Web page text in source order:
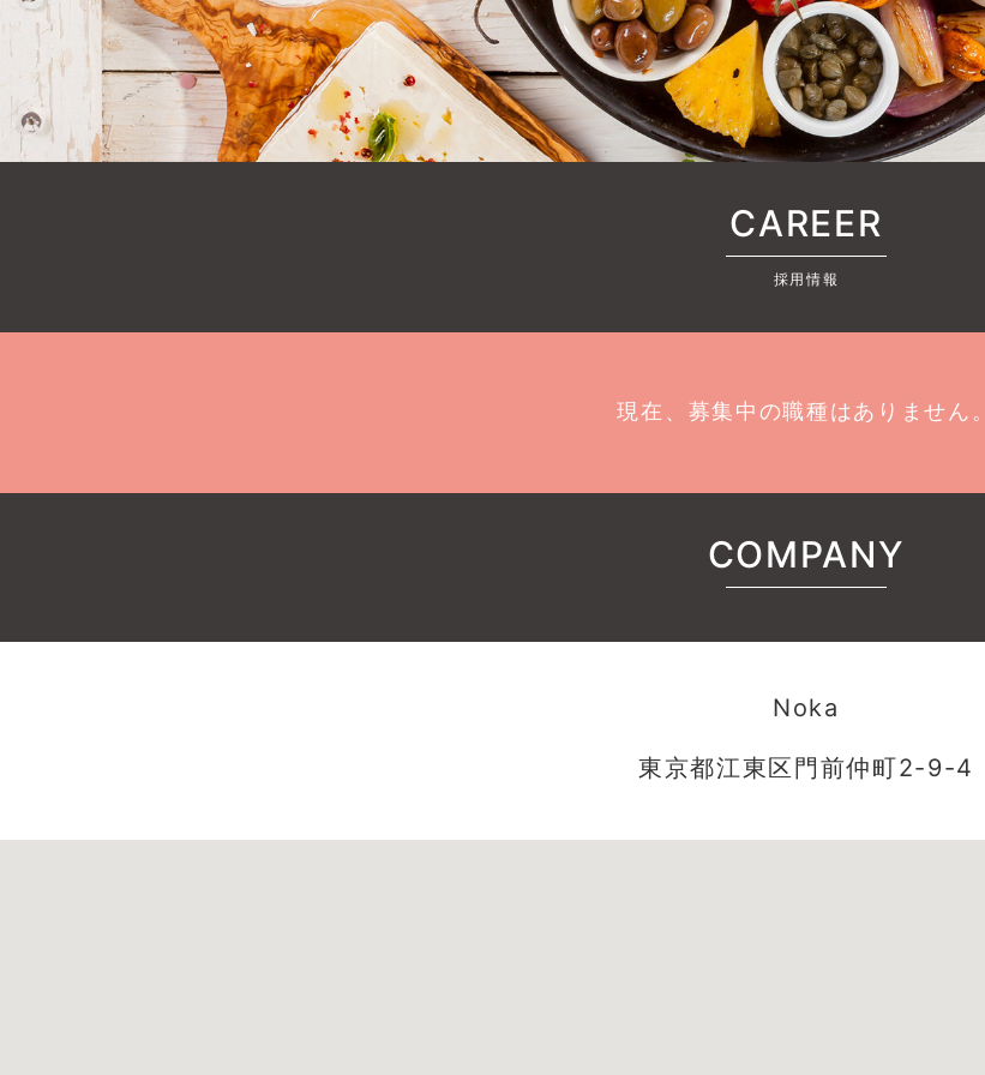
CAREER
採用情報
現在、募集中の職種はありません。
COMPANY
Noka
東京都江東区門前仲町2-9-4